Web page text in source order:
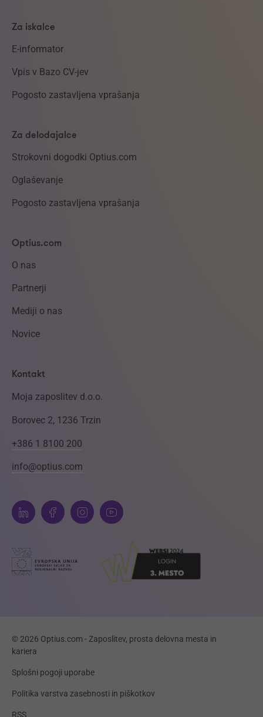
Za iskalce
E-informator
Vpis v Bazo CV-jev
Pogosto zastavljena vprašanja
Za delodajalce
Strokovni dogodki Optius.com
Oglaševanje
Pogosto zastavljena vprašanja
Optius.com
O nas
Partnerji
Mediji o nas
Novice
Kontakt
Moja zaposlitev d.o.o.
Borovec 2, 1236 Trzin
+386 1 8100 200
info@optius.com
© 2026 Optius.com - Zaposlitev, prosta delovna mesta in
kariera
Splošni pogoji uporabe
Politika varstva zasebnosti in piškotkov
RSS